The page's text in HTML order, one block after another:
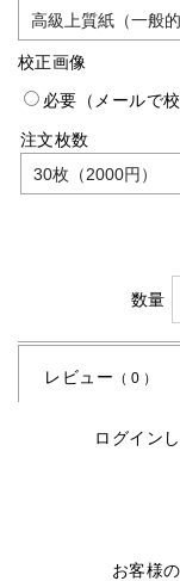
校正画像
必要（メールで校
注文枚数
数量
レビュー （ 0 ）
ログイン
お客様